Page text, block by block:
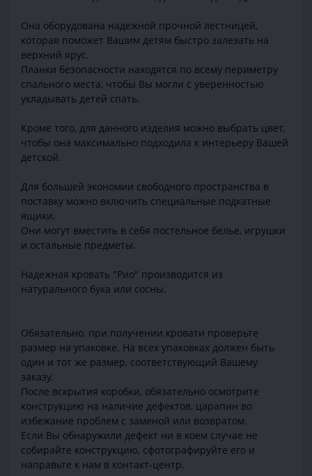
Она оборудована надежной прочной лестницей,
которая поможет Вашим детям быстро залезать на
верхний ярус.
Планки безопасности находятся по всему периметру
спального места, чтобы Вы могли с уверенностью
укладывать детей спать.
Кроме того, для данного изделия можно выбрать цвет,
чтобы она максимально подходила к интерьеру Вашей
детской.
Для большей экономии свободного пространства в
поставку можно включить специальные подкатные
ящики.
Они могут вместить в себя постельное белье, игрушки
и остальные предметы.
Надежная кровать "Рио" производится из
натурального бука или сосны.
Обязательно, при получении кровати проверьте
размер на упаковке. На всех упаковках должен быть
один и тот же размер, соответствующий Вашему
заказу.
После вскрытия коробки, обязательно осмотрите
конструкцию на наличие дефектов, царапин во
избежание проблем с заменой или возвратом.
Если Вы обнаружили дефект ни в коем случае не
собирайте конструкцию, сфотографируйте его и
направьте к нам в контакт-центр.